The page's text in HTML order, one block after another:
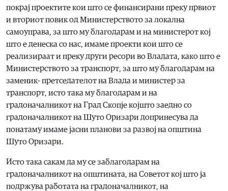
покрај проектите кои што се финансирани преку првиот
и вториот повик од Министерството за локална
самоуправа, за што му благодарам и на министерот кој
што е денеска со нас, имаме проекти кои што се
реализираат и преку други ресори во Владата, како што е
Министерството за транспорт, за што му благодарам на
заменик- претседателот на Влада и министер за
транспорт, исто така му благодарам и на
градоначалникот на Град Скопје којшто заедно со
градоначалникот на Шуто Оризари допринесува да
понатаму имаме јасни планови за развој на општина
Шуто Оризари.
Исто така сакам да му се заблагодарам на
градоначалникот на општината, на Советот кој што ја
подржува работата на градоначалникот, на